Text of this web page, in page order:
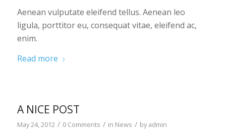
Aenean vulputate eleifend tellus. Aenean leo
ligula, porttitor eu, consequat vitae, eleifend ac,
enim.
Read more
A NICE POST
May 24, 2012 / 0 Comments / in News / byadmin